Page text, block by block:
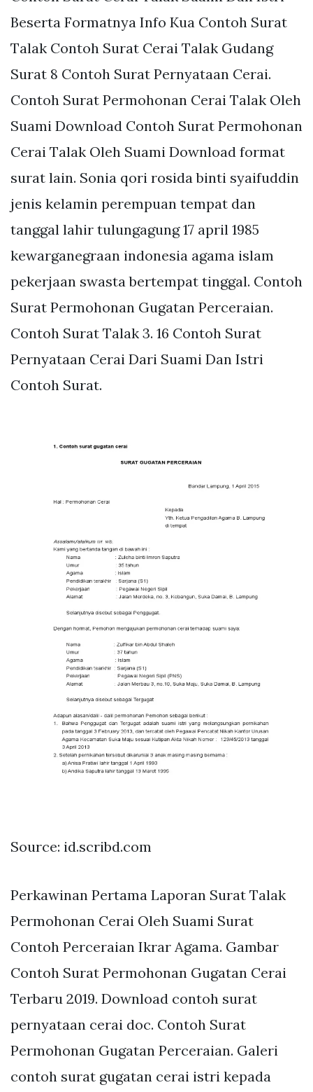
Beserta Formatnya Info Kua Contoh Surat
Talak Contoh Surat Cerai Talak Gudang
Surat 8 Contoh Surat Pernyataan Cerai.
Contoh Surat Permohonan Cerai Talak Oleh
Suami Download Contoh Surat Permohonan
Cerai Talak Oleh Suami Download format
surat lain. Sonia qori rosida binti syaifuddin
jenis kelamin perempuan tempat dan
tanggal lahir tulungagung 17 april 1985
kewarganegraan indonesia agama islam
pekerjaan swasta bertempat tinggal. Contoh
Surat Permohonan Gugatan Perceraian.
Contoh Surat Talak 3. 16 Contoh Surat
Pernyataan Cerai Dari Suami Dan Istri
Contoh Surat.
Source: id.scribd.com
Perkawinan Pertama Laporan Surat Talak
Permohonan Cerai Oleh Suami Surat
Contoh Perceraian Ikrar Agama. Gambar
Contoh Surat Permohonan Gugatan Cerai
Terbaru 2019. Download contoh surat
pernyataan cerai doc. Contoh Surat
Permohonan Gugatan Perceraian. Galeri
contoh surat gugatan cerai istri kepada